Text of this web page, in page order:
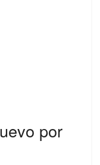
por